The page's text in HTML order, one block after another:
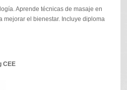
Aprende técnicas de masaje en
mejorar el bienestar. Incluye diploma
CEE